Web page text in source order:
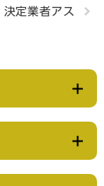
定業者アス